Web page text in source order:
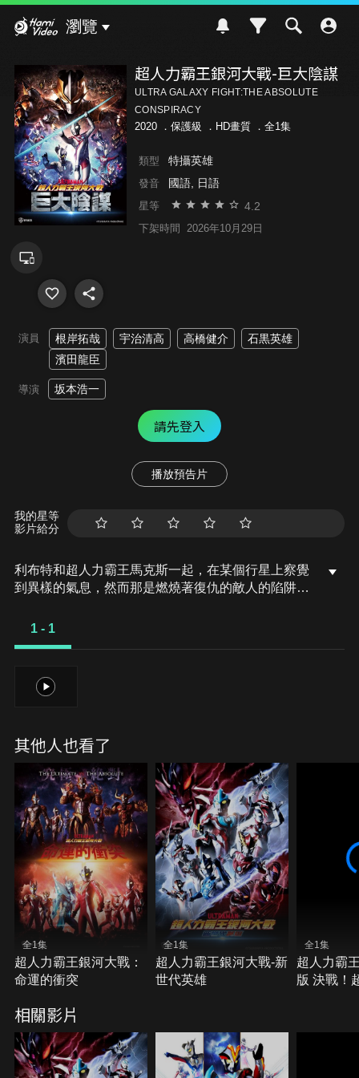
瀏覽
超人力霸王銀河大戰-巨大陰謀
ULTRA GALAXY FIGHT:THE ABSOLUTE
CONSPIRACY
2020 ． 保護級 ．HD畫質 ．全1集
類型 特攝英雄
發音 國語, 日語
星等 4.2
下架時間 2026年10月29日
演員 根岸拓哉 宇治清高 高橋健介
石黒英雄
濱田龍臣
導演 坂本浩一
請先登入
播放預告片
我的星等
影片給分
利布特和超人力霸王馬克斯一起，在某個行星上察覺
到異樣的氣息，然而那是燃燒著復仇的敵人的陷阱。
尤莉安、索拉在行星伽農也被魯格賽特襲擊。
1 - 1
1
其他人也看了
全1集
超人力霸王銀河大戰：
命運的衝突
全1集
超人力霸王銀河大戰-新
世代英雄
全1集
超人力霸
版 決戰！
相關影片